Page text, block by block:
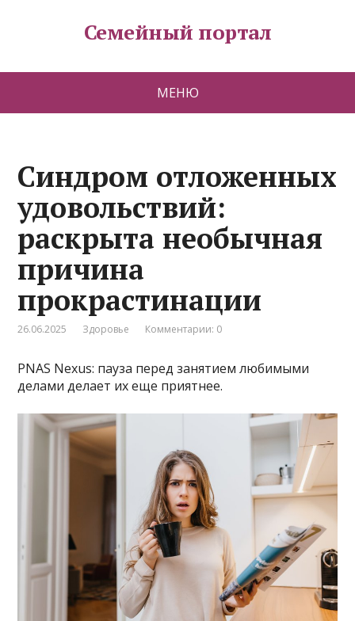
Семейный портал
МЕНЮ
Синдром отложенных
удовольствий:
раскрыта необычная
причина
прокрастинации
26.06.2025 Здоровье Комментарии: 0
PNAS Nexus: пауза перед занятием любимыми
делами делает их еще приятнее.